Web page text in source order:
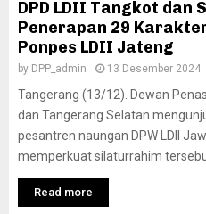
DPD LDII Tangkot dan
Penerapan 29
Ponpes LDII Jateng
by DPP_admin 13 Desember 2024
Tangerang (13/12). Dewan
dan Tangerang Selatan
pesantren naungan DPW LDII
memperkuat silaturrahim
Read more